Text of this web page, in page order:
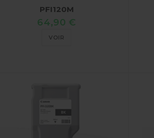
PFI120M
64,90 €
VOIR